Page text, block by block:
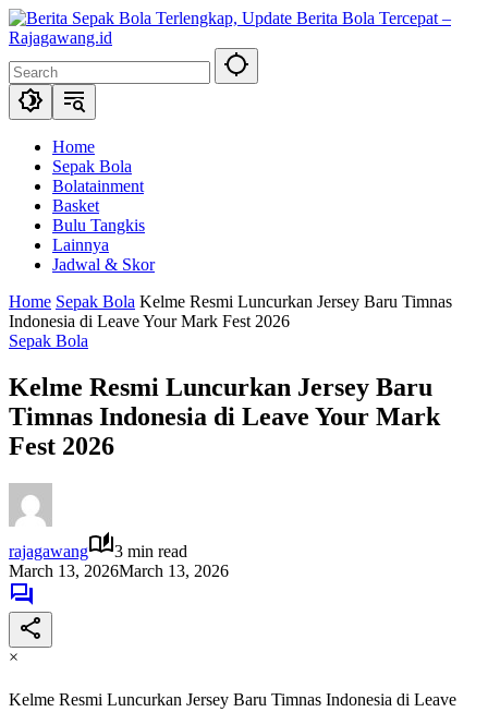
Skip
to
Home
Sepak Bola
Bolatainment
Basket
Bulu Tangkis
Lainnya
Jadwal & Skor
Home Sepak Bola Kelme Resmi Luncurkan Jersey Baru Timnas
Indonesia di Leave Your Mark Fest 2026
Sepak Bola
Kelme Resmi Luncurkan Jersey Baru
Timnas Indonesia di Leave Your Mark
Fest 2026
rajagawang
3 min read
March 13, 2026March 13, 2026
×
Kelme Resmi Luncurkan Jersey Baru Timnas Indonesia di Leave